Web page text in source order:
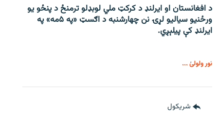
د افغانستان او ایرلنډ د کرکټ ملي لوبډلو ترمنځ د پنځو یو
ورځنیو سیالیو لړۍ نن چهارشنبه د اګسټ «په ۵مه» په
ایرلنډ کې پیلېږي.
نور ولولئ ...
شريکول